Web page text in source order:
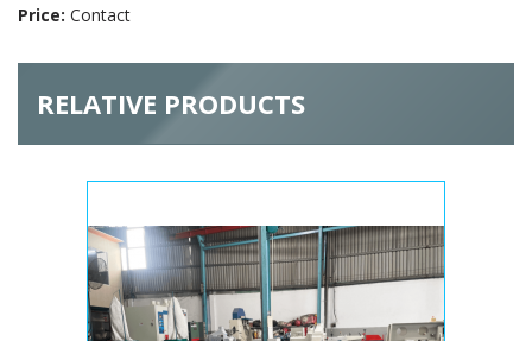
Price: Contact
RELATIVE PRODUCTS